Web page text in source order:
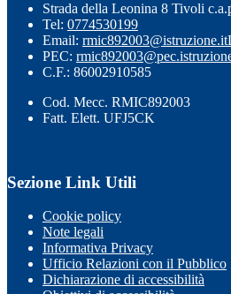
Strada della Leonina 8 Tivoli
Tel: 0774530199
Email: rmic892003@istruzione.it
PEC:
C.F.: 86002910585
Cod. Mecc. RMIC892003
Fatt. Elett. UFJ5CK
Sezione Link Utili
Cookie policy
Note legali
Informativa Privacy
Ufficio Relazioni con il Pubblico
Dichiarazione di accessibilità